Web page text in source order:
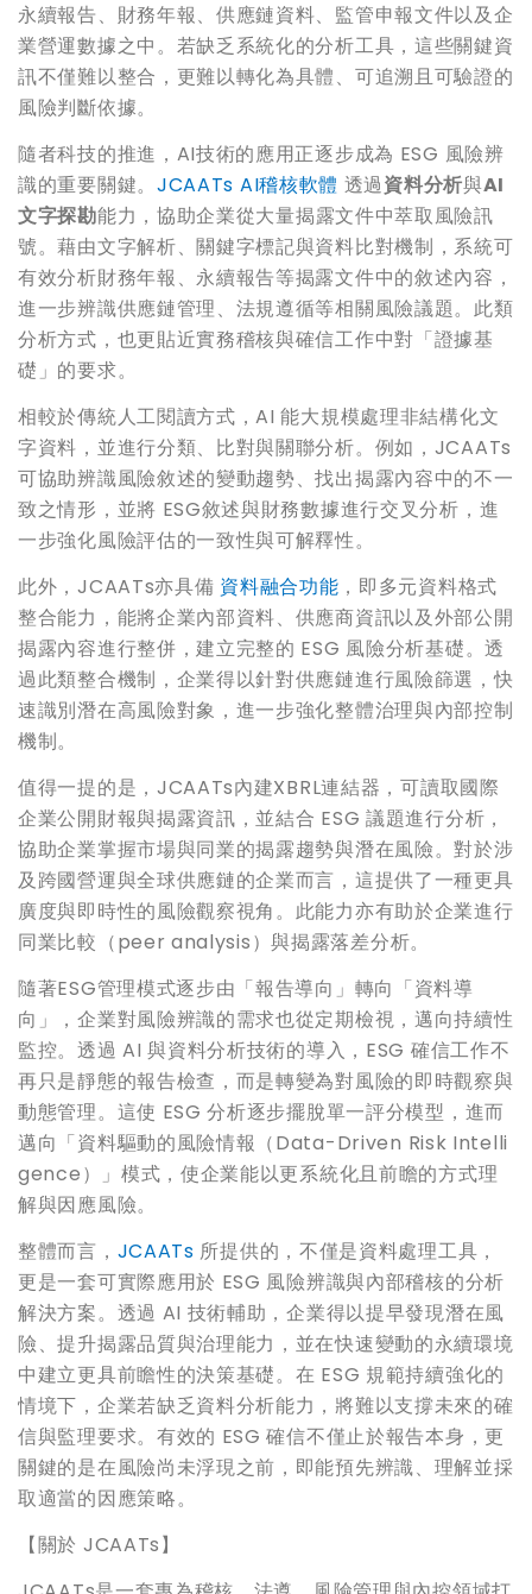
永續報告、財務年報、供應鏈資料、監管申報文件以及企
業營運數據之中。若缺乏系統化的分析工具，這些關鍵資
訊不僅難以整合，更難以轉化為具體、可追溯且可驗證的
風險判斷依據。
隨者科技的推進，AI技術的應用正逐步成為 ESG 風險辨
識的重要關鍵。 JCAATs AI稽核軟體 透過資料分析與AI
文字探勘能力，協助企業從大量揭露文件中萃取風險訊
號。藉由文字解析、關鍵字標記與資料比對機制，系統可
有效分析財務年報、永續報告等揭露文件中的敘述內容，
進一步辨識供應鏈管理、法規遵循等相關風險議題。此類
分析方式，也更貼近實務稽核與確信工作中對「證據基
礎」的要求。
相較於傳統人工閱讀方式，AI 能大規模處理非結構化文
字資料，並進行分類、比對與關聯分析。例如，JCAATs
可協助辨識風險敘述的變動趨勢、找出揭露內容中的不一
致之情形，並將 ESG敘述與財務數據進行交叉分析，進
一步強化風險評估的一致性與可解釋性。
此外，JCAATs亦具備 資料融合功能 ，即多元資料格式
整合能力，能將企業內部資料、供應商資訊以及外部公開
揭露內容進行整併，建立完整的 ESG 風險分析基礎。透
過此類整合機制，企業得以針對供應鏈進行風險篩選，快
速識別潛在高風險對象，進一步強化整體治理與內部控制
機制。
值得一提的是，JCAATs內建XBRL連結器，可讀取國際
企業公開財報與揭露資訊，並結合 ESG 議題進行分析，
協助企業掌握市場與同業的揭露趨勢與潛在風險。對於涉
及跨國營運與全球供應鏈的企業而言，這提供了一種更具
廣度與即時性的風險觀察視角。此能力亦有助於企業進行
同業比較（peer analysis）與揭露落差分析。
隨著ESG管理模式逐步由「報告導向」轉向「資料導
向」，企業對風險辨識的需求也從定期檢視，邁向持續性
監控。透過 AI 與資料分析技術的導入，ESG 確信工作不
再只是靜態的報告檢查，而是轉變為對風險的即時觀察與
動態管理。這使 ESG 分析逐步擺脫單一評分模型，進而
邁向「資料驅動的風險情報（Data-Driven Risk Intelli
gence）」模式，使企業能以更系統化且前瞻的方式理
解與因應風險。
整體而言， JCAATs 所提供的，不僅是資料處理工具，
更是一套可實際應用於 ESG 風險辨識與內部稽核的分析
解決方案。透過 AI 技術輔助，企業得以提早發現潛在風
險、提升揭露品質與治理能力，並在快速變動的永續環境
中建立更具前瞻性的決策基礎。在 ESG 規範持續強化的
情境下，企業若缺乏資料分析能力，將難以支撐未來的確
信與監理要求。有效的 ESG 確信不僅止於報告本身，更
關鍵的是在風險尚未浮現之前，即能預先辨識、理解並採
取適當的因應策略。
【關於 JCAATs】